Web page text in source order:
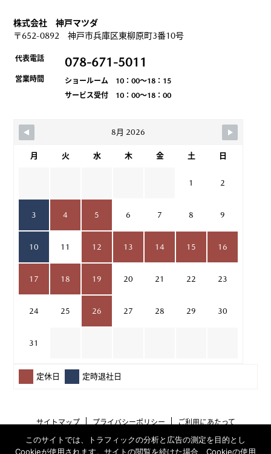
株式会社 神戸マツダ
〒652-0892 神戸市兵庫区東柳原町3番10号
代表電話 078-671-5011
営業時間
ショールーム 10：00～18：15
サービス受付 10：00～18：00
8月 2026
月 火 水 木 金 土 日
1 2
3 4 5 6 7 8 9
10 11 12 13 14 15 16
17 18 19 20 21 22 23
24 25 26 27 28 29 30
31
定休日 定時退社日
サイトマップ プライバシーポリシー ご利用にあたって
このサイトでは、トラフィックの分析と広告の測定を目的とし
Cookieが使用されます。サイトの閲覧を続けた場合、Cookieの使用